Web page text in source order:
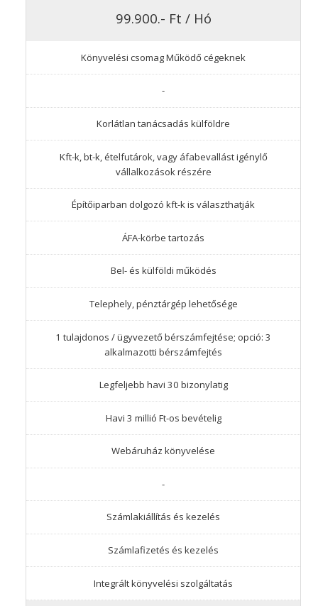
99.900.- Ft / Hó
Könyvelési csomag Működő cégeknek
-
Korlátlan tanácsadás külföldre
Kft-k, bt-k, ételfutárok, vagy áfabevallást igénylő
vállalkozások részére
Építőiparban dolgozó kft-k is választhatják
ÁFA-körbe tartozás
Bel- és külföldi működés
Telephely, pénztárgép lehetősége
1 tulajdonos / ügyvezető bérszámfejtése; opció: 3
alkalmazotti bérszámfejtés
Legfeljebb havi 30 bizonylatig
Havi 3 millió Ft-os bevételig
Webáruház könyvelése
-
Számlakiállítás és kezelés
Számlafizetés és kezelés
Integrált könyvelési szolgáltatás